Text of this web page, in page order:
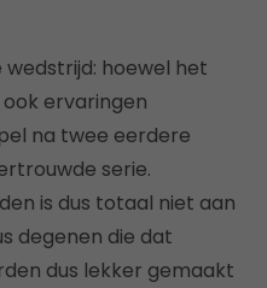
wedstrijd: hoewel het
ervaringen
na twee eerdere
serie.
is dus totaal niet aan
degenen die dat
dus lekker gemaakt